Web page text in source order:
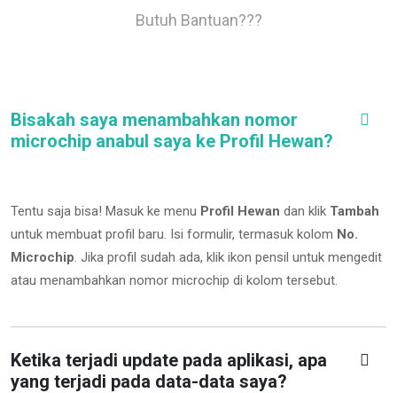
Butuh Bantuan???
Bisakah saya menambahkan nomor
microchip anabul saya ke Profil Hewan?
Tentu saja bisa! Masuk ke menu Profil Hewan dan klik Tambah
untuk membuat profil baru. Isi formulir, termasuk kolom No.
Microchip. Jika profil sudah ada, klik ikon pensil untuk mengedit
atau menambahkan nomor microchip di kolom tersebut.
Ketika terjadi update pada aplikasi, apa
yang terjadi pada data-data saya?